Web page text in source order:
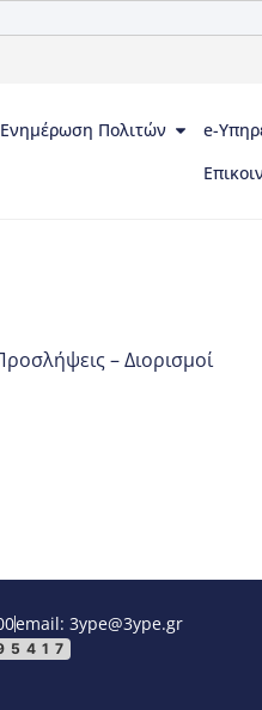
Ενημέρωση Πολιτών
e-
– Διορισμοί
email: 3ype@3ype.gr